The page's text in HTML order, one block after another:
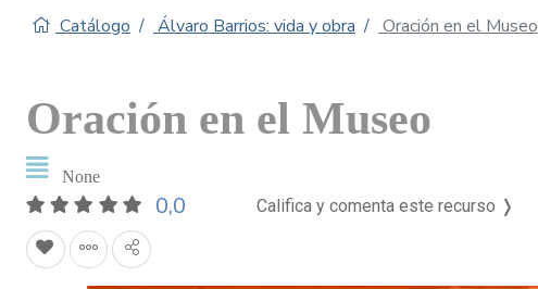
Catálogo Álvaro Barrios: vida y obra Oración en el Museo
Oración en el Museo
None
0,0 Califica y comenta este recurso ❭